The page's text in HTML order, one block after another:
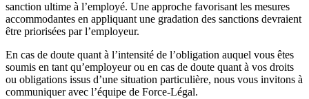
sanction ultime à l’employé. Une approche favorisant les mesures
accommodantes en appliquant une gradation des sanctions devraient
être priorisées par l’employeur.
En cas de doute quant à l’intensité de l’obligation auquel vous êtes
soumis en tant qu’employeur ou en cas de doute quant à vos droits
ou obligations issus d’une situation particulière, nous vous invitons à
communiquer avec l’équipe de Force-Légal.